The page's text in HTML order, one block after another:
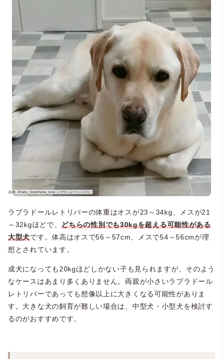
ラブラドールレトリバーの体重はオスが23～34kg、メスが21
～32kgほどで、どちらの性別でも30kgを超える可能性がある
大型犬です。体高はオスで56～57cm、メスで54～56cmが理
想とされています。
成犬になっても20kgほどしかない子も見られますが、そのよう
なケースはあまり多くありません。両親が小さいラブラドール
レトリバーであっても想像以上に大きくなる可能性がありま
す。大きな犬の飼育が難しい場合は、中型犬・小型犬を検討す
るのがおすすめです。